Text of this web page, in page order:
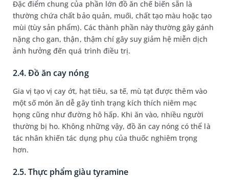
Đặc điểm chung của phần lớn đồ ăn chế biến sẵn là
thường chứa chất bảo quản, muối, chất tạo màu hoặc tạo
mùi (tùy sản phẩm). Các thành phần này thường gây gánh
nặng cho gan, thận, thậm chí gây suy giảm hệ miễn dịch
ảnh hưởng đến quá trình điều trị.
2.4. Đồ ăn cay nóng
Gia vị tạo vị cay ớt, hạt tiêu, sa tế, mù tạt được thêm vào
một số món ăn dễ gây tình trạng kích thích niêm mạc
họng cũng như đường hô hấp. Khi ăn vào, nhiều người
thường bị ho. Không những vậy, đồ ăn cay nóng có thể là
tác nhân khiến tác dụng phụ của thuốc nghiêm trọng
hơn.
2.5. Thực phẩm giàu tyramine